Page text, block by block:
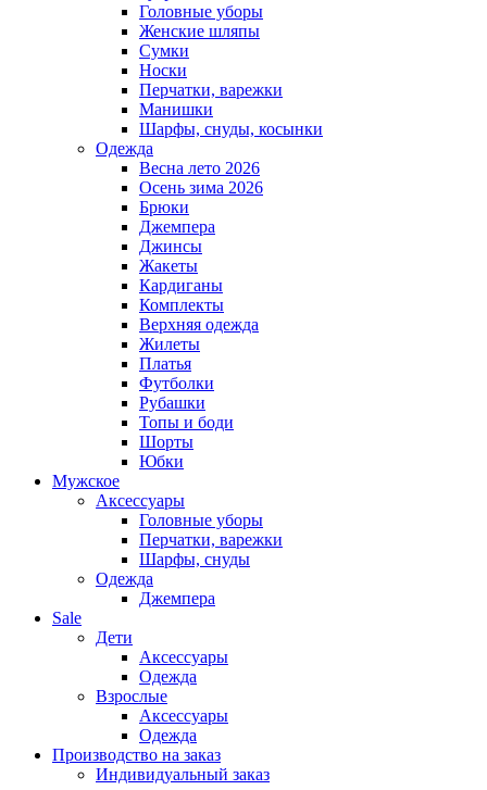
Головные уборы
Женские шляпы
Сумки
Носки
Перчатки, варежки
Манишки
Шарфы, снуды, косынки
Одежда
Весна лето 2026
Осень зима 2026
Брюки
Джемпера
Джинсы
Жакеты
Кардиганы
Комплекты
Верхняя одежда
Жилеты
Платья
Футболки
Рубашки
Топы и боди
Шорты
Юбки
Мужское
Аксессуары
Головные уборы
Перчатки, варежки
Шарфы, снуды
Одежда
Джемпера
Sale
Дети
Аксессуары
Одежда
Взрослые
Аксессуары
Одежда
Производство на заказ
Индивидуальный заказ